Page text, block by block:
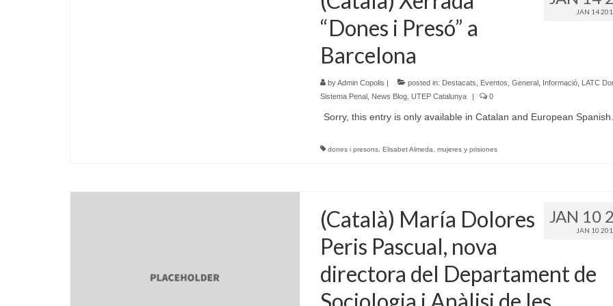
JAN 14
“Dones i Presó” a
Barcelona
byAdmin Copolis | posted in: Destacats Eventos General, Informació, LATC
Sistema Penal, News Blog, UTEP Catalunya | 0
Sorry, this entry is only available in Catalan and European Spanish.
dones i presons, Elisabet Almeda mujeres y prisiones
JAN 10
JAN 10
(Català) María Dolores
Peris Pascual, nova
directora del Departament de